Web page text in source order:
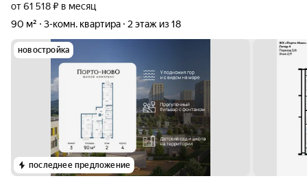
от 61 518 ₽ в месяц
90 м²
3-комн. квартира 2 этаж из 18
новостройка
последнее предложение